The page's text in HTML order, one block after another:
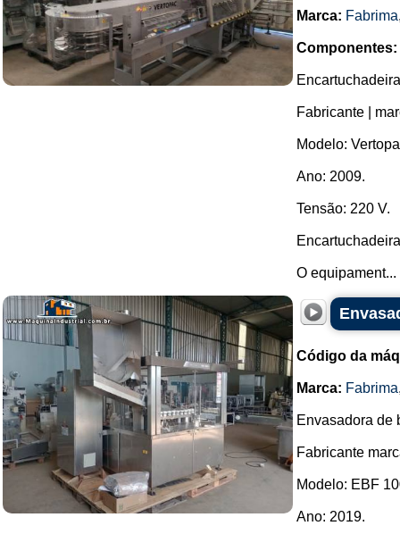
Marca: Fabrima
Componentes:
Fabricante |
Modelo:
Ano: 2009.
Tensão: 220 V.
O equipament...
Código da
Marca: Fabrima
Envasadora de
Fabricante
Modelo: EBF
Ano: 2019.